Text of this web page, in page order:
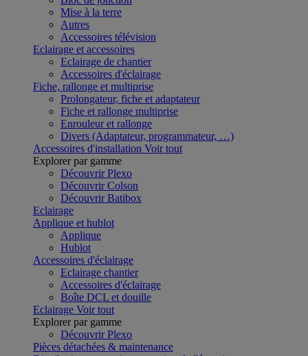
Mise à la terre
Autres
Accessoires télévision
Eclairage et accessoires
Eclairage de chantier
Accessoires d'éclairage
Fiche, rallonge et multiprise
Prolongateur, fiche et adaptateur
Fiche et rallonge multiprise
Enrouleur et rallonge
Divers (Adaptateur, programmateur, …)
Accessoires d'installation Voir tout
Explorer par gamme
Découvrir Plexo
Découvrir Colson
Découvrir Batibox
Eclairage
Applique et hublot
Applique
Hublot
Accessoires d'éclairage
Eclairage chantier
Accessoires d'éclairage
Boîte DCL et douille
Eclairage Voir tout
Explorer par gamme
Découvrir Plexo
Pièces détachées & maintenance